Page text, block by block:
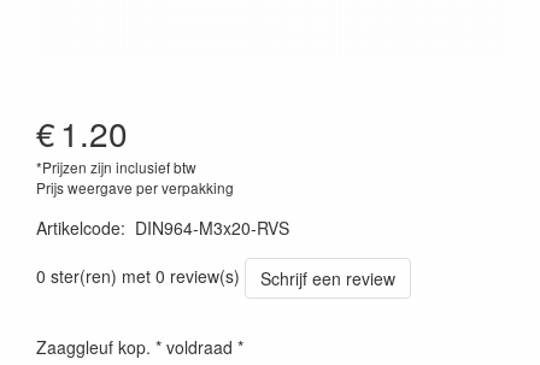
€1.20
*Prijzen zijn inclusief btw
Prijs weergave per verpakking
Artikelcode: DIN964-M3x20-RVS
0 ster(ren) met 0 review(s)
Schrijf een review
Zaaggleuf kop. * voldraad *